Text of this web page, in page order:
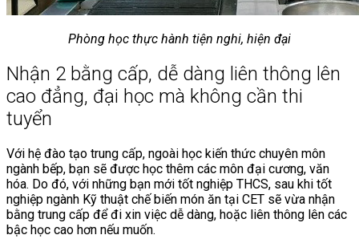
Phòng học thực hành tiện nghi, hiện đại
Nhận 2 bằng cấp, dễ dàng liên thông lên
cao đẳng, đại học mà không cần thi
tuyển
Với hệ đào tạo trung cấp, ngoài học kiến thức chuyên môn
ngành bếp, bạn sẽ được học thêm các môn đại cương, văn
hóa. Do đó, với những bạn mới tốt nghiệp THCS, sau khi tốt
nghiệp ngành Kỹ thuật chế biến món ăn tại CET sẽ vừa nhận
bằng trung cấp để đi xin việc dễ dàng, hoặc liên thông lên các
bậc học cao hơn nếu muốn.